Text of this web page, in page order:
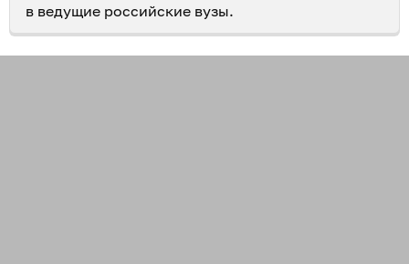
в ведущие российские вузы.